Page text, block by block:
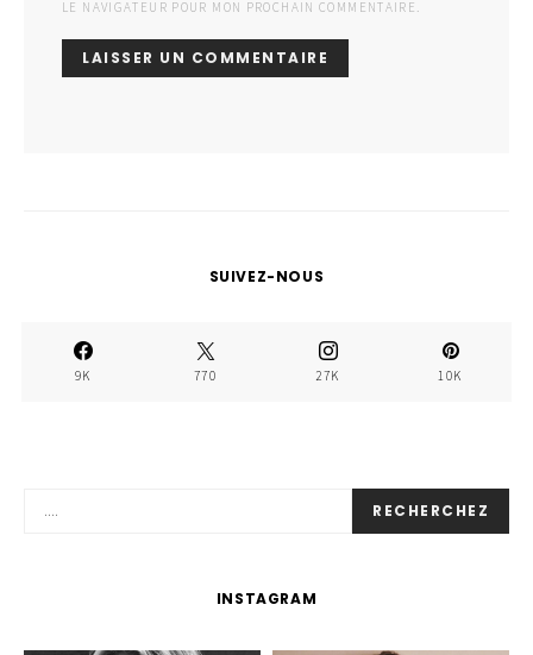
LE NAVIGATEUR POUR MON PROCHAIN COMMENTAIRE.
SUIVEZ-NOUS
9K 770 27K 10K
RECHERCHEZ
INSTAGRAM